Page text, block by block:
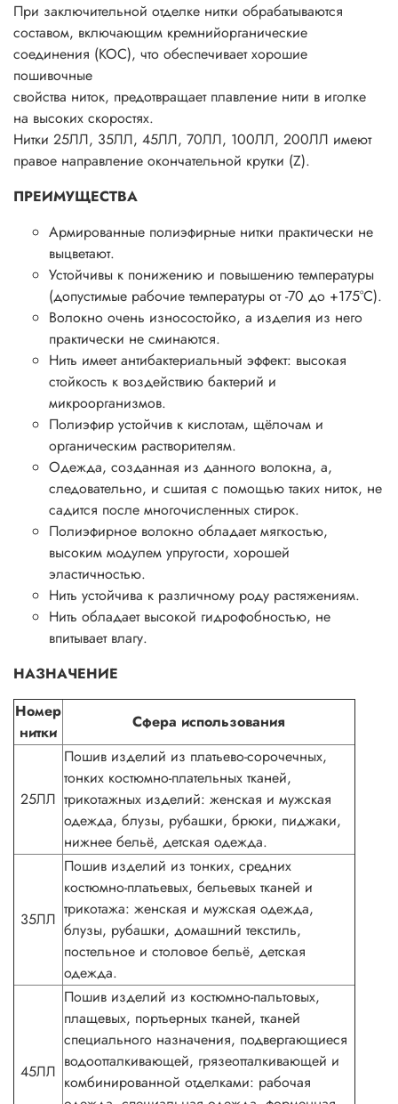
При заключительной отделке нитки обрабатываются
составом, включающим кремнийорганические
соединения (КОС), что обеспечивает хорошие
пошивочные
свойства ниток, предотвращает плавление нити в иголке
на высоких скоростях.
Нитки 25ЛЛ, 35ЛЛ, 45ЛЛ, 70ЛЛ, 100ЛЛ, 200ЛЛ имеют
правое направление окончательной крутки (Z).
ПРЕИМУЩЕСТВА
Армированные полиэфирные нитки практически не
выцветают.
Устойчивы к понижению и повышению температуры
(допустимые рабочие температуры от -70 до +175°С).
Волокно очень износостойко, а изделия из него
практически не сминаются.
Нить имеет антибактериальный эффект: высокая
стойкость к воздействию бактерий и
микроорганизмов.
Полиэфир устойчив к кислотам, щёлочам и
органическим растворителям.
Одежда, созданная из данного волокна, а,
следовательно, и сшитая с помощью таких ниток, не
садится после многочисленных стирок.
Полиэфирное волокно обладает мягкостью,
высоким модулем упругости, хорошей
эластичностью.
Нить устойчива к различному роду растяжениям.
Нить обладает высокой гидрофобностью, не
впитывает влагу.
НАЗНАЧЕНИЕ
Номер
нитки
Сфера использования
25ЛЛ
Пошив изделий из платьево-сорочечных,
тонких костюмно-плательных тканей,
трикотажных изделий: женская и мужская
одежда, блузы, рубашки, брюки, пиджаки,
нижнее бельё, детская одежда.
35ЛЛ
Пошив изделий из тонких, средних
костюмно-платьевых, бельевых тканей и
трикотажа: женская и мужская одежда,
блузы, рубашки, домашний текстиль,
постельное и столовое бельё, детская
одежда.
45ЛЛ
Пошив изделий из костюмно-пальтовых,
плащевых, портьерных тканей, тканей
специального назначения, подвергающиеся
водоотталкивающей, грязеотталкивающей и
комбинированной отделками: рабочая